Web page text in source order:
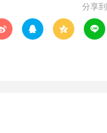
分享到
  